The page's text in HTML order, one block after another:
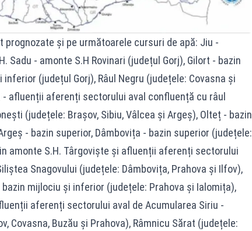
prognozate și pe următoarele cursuri de apă: Jiu -
Sadu - amonte S.H Rovinari (județul Gorj), Gilort - bazin
(județul Gorj), Râul Negru (județele: Covasna și
- afluenții aferenți sectorului aval confluență cu râul
(județele: Brașov, Sibiu, Vâlcea și Argeș), Olteț - bazin
- bazin superior, Dâmbovița - bazin superior (județele:
amonte S.H. Târgoviște și afluenții aferenți sectorului
Snagovului (județele: Dâmbovița, Prahova și Ilfov),
mijlociu și inferior (județele: Prahova și Ialomița),
aferenți sectorului aval de Acumularea Siriu -
Covasna, Buzău și Prahova), Râmnicu Sărat (județele: